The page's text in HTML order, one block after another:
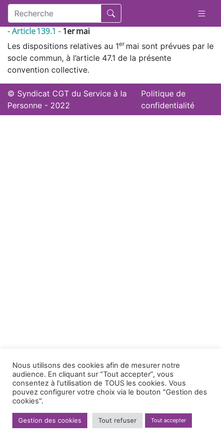
- Article 139.1 -1er mai
Les dispositions relatives au 1ermai sont prévues par le
socle commun, à l’article 47.1 de la présente
convention collective.
© Syndicat CGT du Service à la
Personne - 2022
Politique de
confidentialité
Nous utilisons des cookies afin de mesurer notre
audience. En cliquant sur “Tout accepter”, vous
consentez à l'utilisation de TOUS les cookies. Vous
pouvez configurer votre choix via le bouton "Gestion des
cookies".
Gestion des cookies Tout refuser Tout accepter